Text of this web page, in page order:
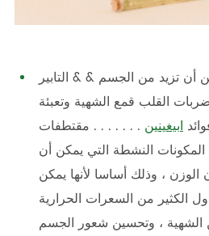
تزيد من الجسم & & التابير
القلب قمع الشهية وتعبئة
ابيغينين . . . . . . . مقتطفات
النشطة التي يمكن أن
، وذلك أساسا لأنها يمكن
الكثير من السعرات الحرارية
، وتحسين شعور الجسم